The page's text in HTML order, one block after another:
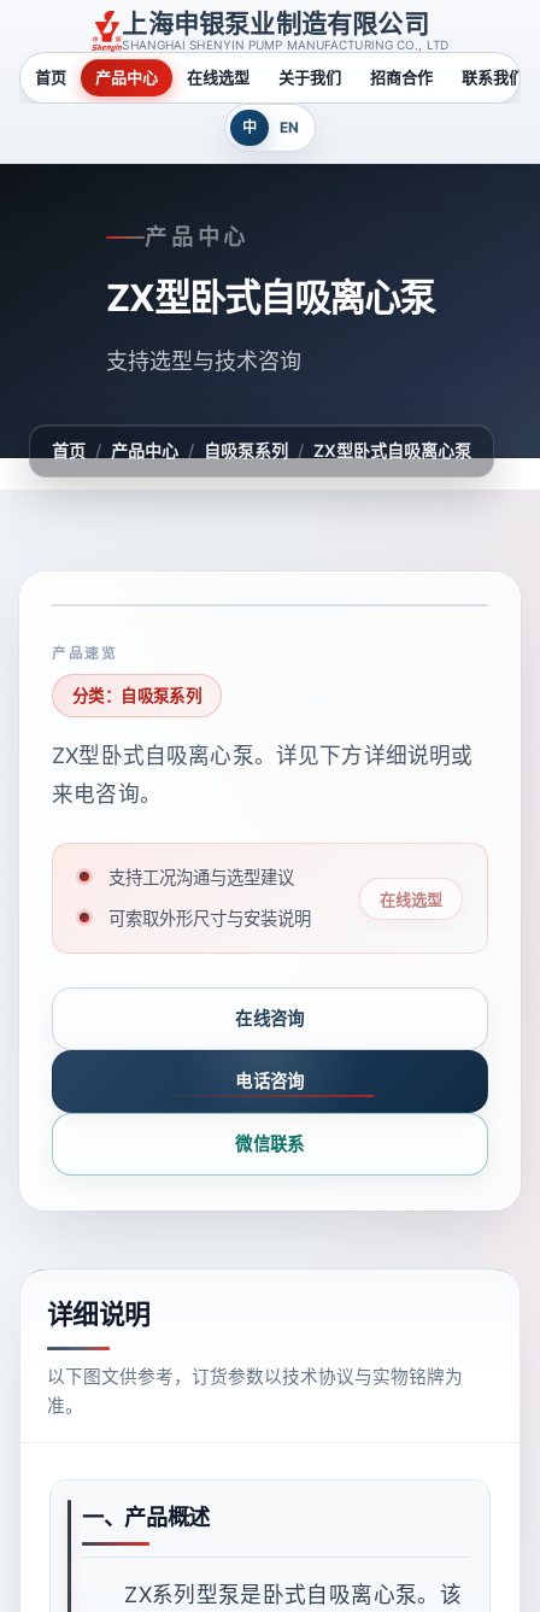
上海申银泵业制造有限公司
SHANGHAI SHENYIN PUMP MANUFACTURING CO., LTD
首页 产品中心 在线选型 关于我们 招商合作 联系我们
中 EN
产品中心
ZX型卧式自吸离心泵
支持选型与技术咨询
首页 / 产品中心 / 自吸泵系列 / ZX型卧式自吸离心泵
产品速览
分类：自吸泵系列
ZX型卧式自吸离心泵。详见下方详细说明或
来电咨询。
支持工况沟通与选型建议
可索取外形尺寸与安装说明
在线选型
在线咨询
电话咨询
微信联系
详细说明
以下图文供参考，订货参数以技术协议与实物铭牌为
准。
一、产品概述
ZX系列型泵是卧式自吸离心泵。该